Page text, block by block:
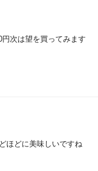
次は望を買ってみます
ほどに美味しいですね